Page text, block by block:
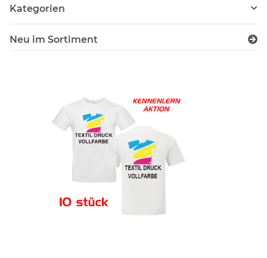
Kategorien
Neu im Sortiment